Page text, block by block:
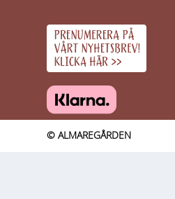
© ALMAREGÅRDEN